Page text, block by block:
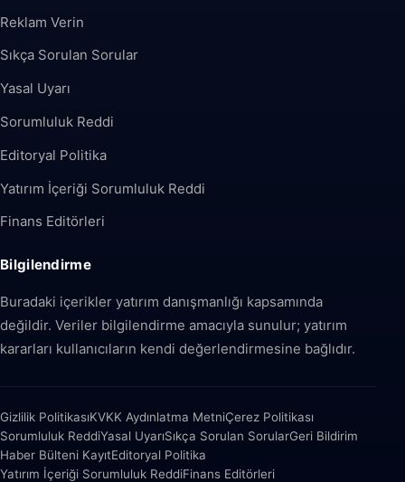
Reklam Verin
Sıkça Sorulan Sorular
Yasal Uyarı
Sorumluluk Reddi
Editoryal Politika
Yatırım İçeriği Sorumluluk Reddi
Finans Editörleri
Bilgilendirme
Buradaki içerikler yatırım danışmanlığı kapsamında
değildir. Veriler bilgilendirme amacıyla sunulur; yatırım
kararları kullanıcıların kendi değerlendirmesine bağlıdır.
Gizlilik PolitikasıKVKK Aydınlatma MetniÇerez Politikası
Sorumluluk ReddiYasal UyarıSıkça Sorulan SorularGeri Bildirim
Haber Bülteni KayıtEditoryal Politika
Yatırım İçeriği Sorumluluk ReddiFinans Editörleri